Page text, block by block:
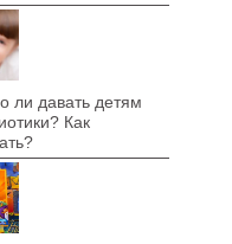
ли давать детям
Как